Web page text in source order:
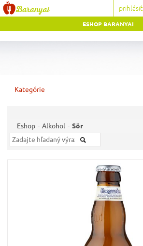
prihlásiť
ESHOP BARANYAI
Kategórie
Eshop Alkohol Sör